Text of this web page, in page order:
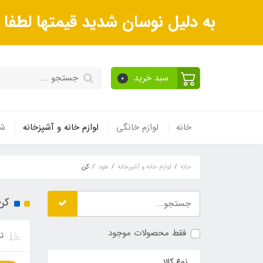
به دلیل نوسان شدید قیمتها
سبد خرید 0
خانه لوازم خانگی لوازم خانه و آشپزخانه
خانه لوازم خانه و آشپزخانه هود کن
فقط محصولات موجود